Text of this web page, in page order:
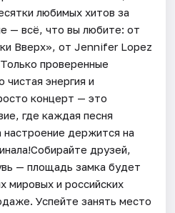
любимых хитов за
— всё, что вы любите: от
Вверх», от Jennifer Lopez
проверенные
энергия и
концерт — это
где каждая песня
настроение держится на
друзей,
— площадь замка будет
мировых и российских
Успейте занять место